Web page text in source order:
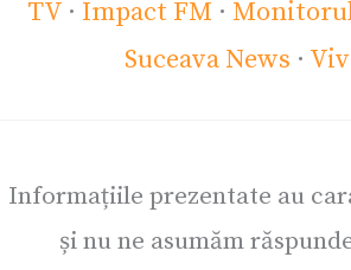
TV · Impact FM · Monitorul
Suceava News ·
Informațiile prezentate au
și nu ne asumăm